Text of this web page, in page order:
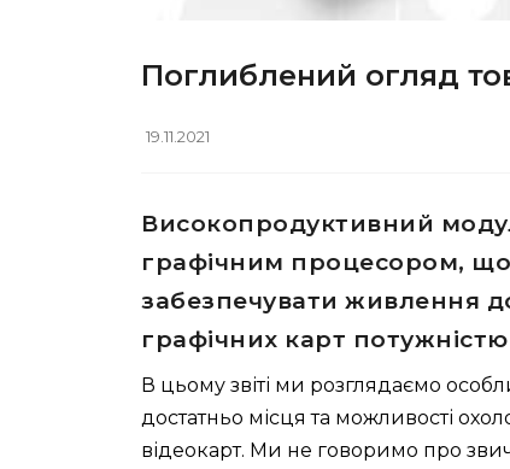
Поглиблений огляд
19.11.2021
Високопродуктивний
графічним процесором,
забезпечувати живлення
графічних карт
В цьому звіті ми розглядаємо
достатньо місця та можливості
відеокарт. Ми не говоримо про